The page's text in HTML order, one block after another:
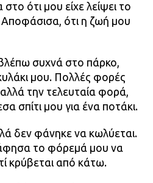
ότι μου είχε λείψει το
Αποφάσισα, ότι η ζωή μου
συχνά στο πάρκο,
μου. Πολλές φορές
την τελευταία φορά,
σπίτι μου για ένα ποτάκι.
δεν φάνηκε να κωλύεται.
άφησα το φόρεμά μου να
κρύβεται από κάτω.